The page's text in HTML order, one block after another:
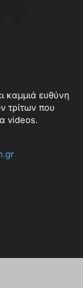
καμμιά ευθύνη
τρίτων που
videos.